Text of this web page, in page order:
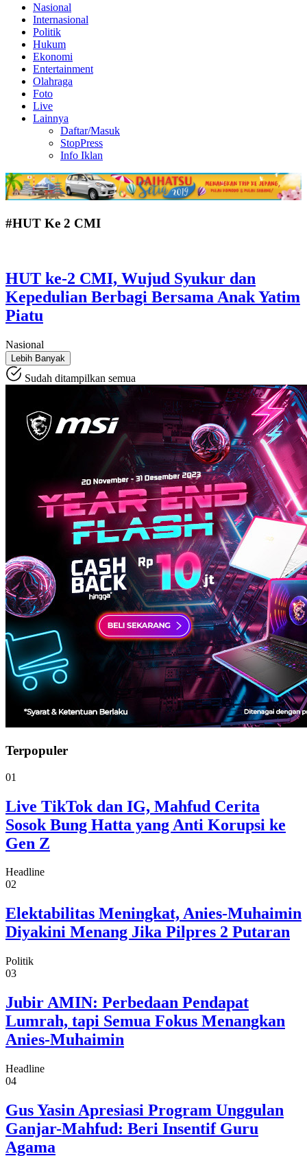
Nasional
Internasional
Politik
Hukum
Ekonomi
Entertainment
Olahraga
Foto
Live
Lainnya
Daftar/Masuk
StopPress
Info Iklan
#HUT Ke 2 CMI
HUT ke-2 CMI, Wujud Syukur dan
Kepedulian Berbagi Bersama Anak Yatim
Piatu
Nasional
Lebih Banyak
Sudah ditampilkan semua
Terpopuler
01
Live TikTok dan IG, Mahfud Cerita
Sosok Bung Hatta yang Anti Korupsi ke
Gen Z
Headline
02
Elektabilitas Meningkat, Anies-Muhaimin
Diyakini Menang Jika Pilpres 2 Putaran
Politik
03
Jubir AMIN: Perbedaan Pendapat
Lumrah, tapi Semua Fokus Menangkan
Anies-Muhaimin
Headline
04
Gus Yasin Apresiasi Program Unggulan
Ganjar-Mahfud: Beri Insentif Guru
Agama